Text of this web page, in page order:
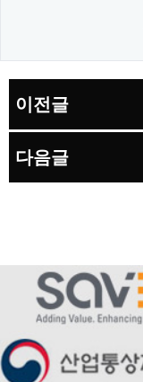
이전글
다음글